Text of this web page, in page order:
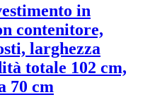
in
contenitore,
larghezza
totale 102 cm,
70 cm